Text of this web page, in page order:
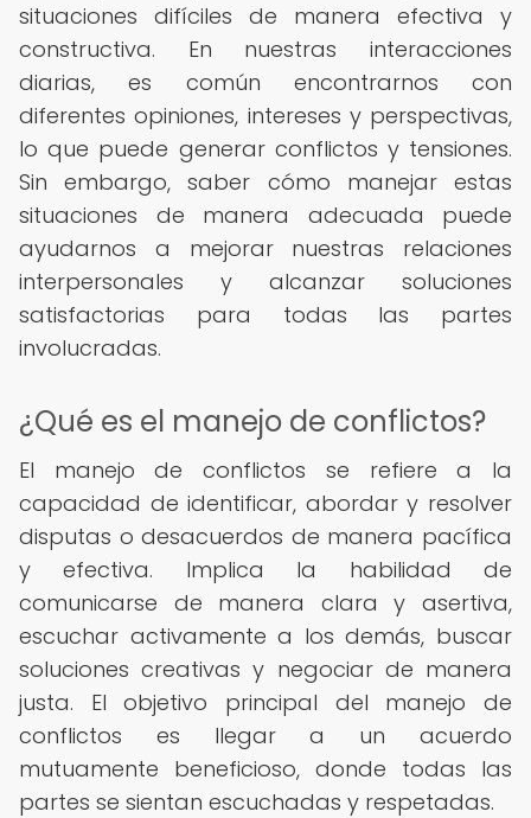
situaciones difíciles de manera efectiva y
constructiva. En nuestras interacciones
diarias, es común encontrarnos con
diferentes opiniones, intereses y perspectivas,
lo que puede generar conflictos y tensiones.
Sin embargo, saber cómo manejar estas
situaciones de manera adecuada puede
ayudarnos a mejorar nuestras relaciones
interpersonales y alcanzar soluciones
satisfactorias para todas las partes
involucradas.
¿Qué es el manejo de conflictos?
El manejo de conflictos se refiere a la
capacidad de identificar, abordar y resolver
disputas o desacuerdos de manera pacífica
y efectiva. Implica la habilidad de
comunicarse de manera clara y asertiva,
escuchar activamente a los demás, buscar
soluciones creativas y negociar de manera
justa. El objetivo principal del manejo de
conflictos es llegar a un acuerdo
mutuamente beneficioso, donde todas las
partes se sientan escuchadas y respetadas.